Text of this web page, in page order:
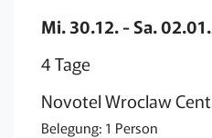
Mi. 30.12. - Sa.
4 Tage
Novotel Wroclaw
Belegung: 1 Person